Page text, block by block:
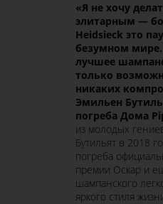
«Я не хочу
элитарным —
Heidsieck это
безумном мире.
лучшее
только
никаких
Эмильен
погреба Дома
из молодых
Бутильят в 2018
погреба
премии Оскар и
шампанского
яркого стиля